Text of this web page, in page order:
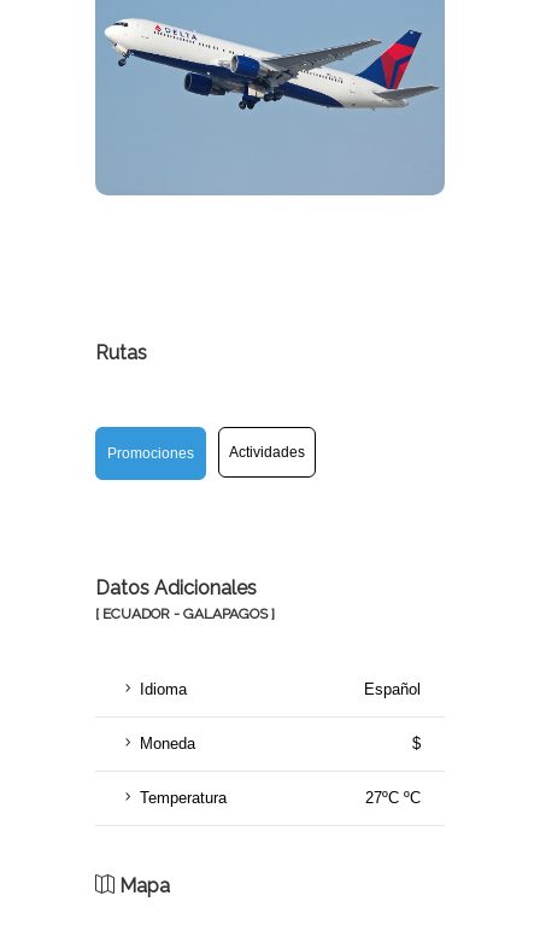
Rutas
Promociones Actividades
Datos Adicionales
[ ECUADOR - GALAPAGOS ]
Idioma Español
Moneda $
Temperatura 27ºC ºC
Mapa